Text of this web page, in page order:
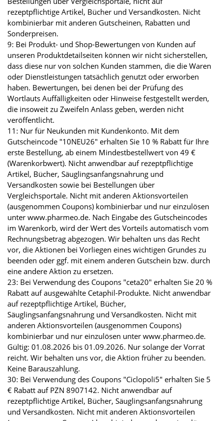
rezeptpflichtige Artikel, Bücher und Versandkosten. Nicht
kombinierbar mit anderen Gutscheinen, Rabatten und
Sonderpreisen.
9: Bei Produkt- und Shop-Bewertungen von Kunden auf
unseren Produktdetailseiten können wir nicht sicherstellen,
dass diese nur von solchen Kunden stammen, die die Waren
oder Dienstleistungen tatsächlich genutzt oder erworben
haben. Bewertungen, bei denen bei der Prüfung des
Wortlauts Auffälligkeiten oder Hinweise festgestellt werden,
die insoweit zu Zweifeln Anlass geben, werden nicht
veröffentlicht.
11: Nur für Neukunden mit Kundenkonto. Mit dem
Gutscheincode "10NEU26" erhalten Sie 10 % Rabatt für Ihre
erste Bestellung, ab einem Mindestbestellwert von 49 €
(Warenkorbwert). Nicht anwendbar auf rezeptpflichtige
Artikel, Bücher, Säuglingsanfangsnahrung und
Versandkosten sowie bei Bestellungen über
Vergleichsportale. Nicht mit anderen Aktionsvorteilen
(ausgenommen Coupons) kombinierbar und nur einzulösen
unter www.pharmeo.de. Nach Eingabe des Gutscheincodes
im Warenkorb, wird der Wert des Vorteils automatisch vom
Rechnungsbetrag abgezogen. Wir behalten uns das Recht
vor, die Aktionen bei Vorliegen eines wichtigen Grundes zu
beenden oder ggf. mit einem anderen Gutschein bzw. durch
eine andere Aktion zu ersetzen.
23: Bei Verwendung des Coupons "ceta20" erhalten Sie 20 %
Rabatt auf ausgewählte Cetaphil-Produkte. Nicht anwendbar
auf rezeptpflichtige Artikel, Bücher,
Säuglingsanfangsnahrung und Versandkosten. Nicht mit
anderen Aktionsvorteilen (ausgenommen Coupons)
kombinierbar und nur einzulösen unter www.pharmeo.de.
Gültig: 01.08.2026 bis 01.09.2026. Nur solange der Vorrat
reicht. Wir behalten uns vor, die Aktion früher zu beenden.
Keine Barauszahlung.
30: Bei Verwendung des Coupons "Ciclopoli5" erhalten Sie 5
€ Rabatt auf PZN 8907142. Nicht anwendbar auf
rezeptpflichtige Artikel, Bücher, Säuglingsanfangsnahrung
und Versandkosten. Nicht mit anderen Aktionsvorteilen